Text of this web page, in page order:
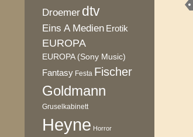
Droemer dtv
Eins A Medien Erotik
EUROPA
EUROPA (Sony Music)
Fantasy Festa Fischer
Goldmann
Gruselkabinett
Heyne Horror